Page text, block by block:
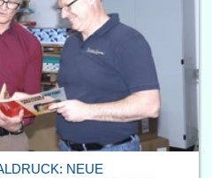
NEUE